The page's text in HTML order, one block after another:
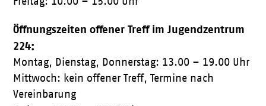
Öffnungszeiten offener Treff im Jugendzentrum
224:
Montag, Dienstag, Donnerstag: 13.00 – 19.00 Uhr
Mittwoch: kein offener Treff, Termine nach
Vereinbarung